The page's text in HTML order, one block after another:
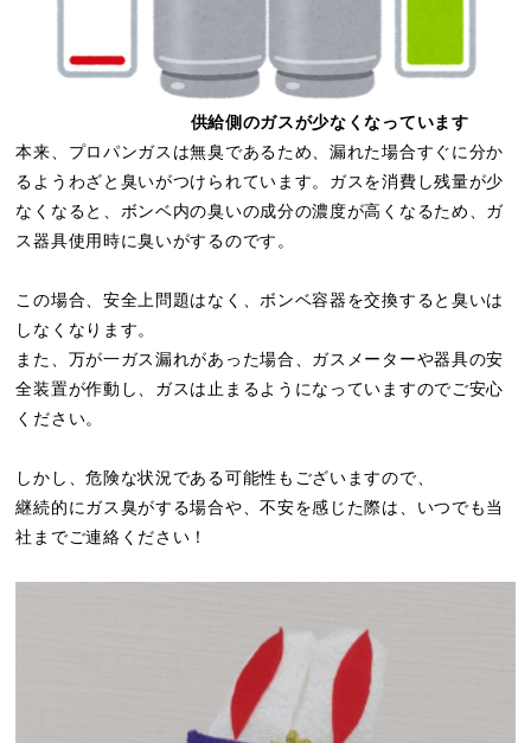
供給側のガスが少なくなっています
本来、プロパンガスは無臭であるため、漏れた場合すぐに分か
るようわざと臭いがつけられています。ガスを消費し残量が少
なくなると、ボンベ内の臭いの成分の濃度が高くなるため、ガ
ス器具使用時に臭いがするのです。
この場合、安全上問題はなく、ボンベ容器を交換すると臭いは
しなくなります。
また、万が一ガス漏れがあった場合、ガスメーターや器具の安
全装置が作動し、ガスは止まるようになっていますのでご安心
ください。
しかし、危険な状況である可能性もございますので、
継続的にガス臭がする場合や、不安を感じた際は、いつでも当
社までご連絡ください！